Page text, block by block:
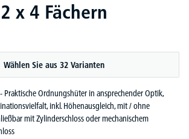
x 4 Fächern
Wählen Sie aus 32 Varianten
Praktische Ordnungshüter in ansprechender Optik,
inkl. Höhenausgleich, mit / ohne
mit Zylinderschloss oder mechanischem